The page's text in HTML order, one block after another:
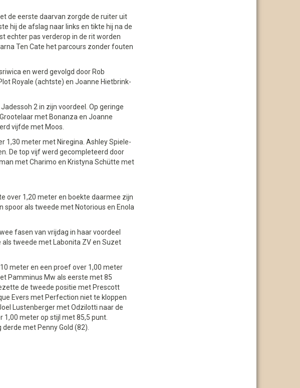
de eerste daarvan zorgde de ruiter uit
hij de afslag naar links en tikte hij na de
echter pas verderop in de rit worden
Ten Cate het parcours zonder fouten
en werd gevolgd door Rob
Royale (achtste) en Joanne Hietbrink-
2 in zijn voordeel. Op geringe
met Bonanza en Joanne
vijfde met Moos.
1,30 meter met Niregina. Ashley Spiele-
De top vijf werd gecompleteerd door
met Charimo en Kristyna Schütte met
over 1,20 meter en boekte daarmee zijn
spoor als tweede met Notorious en Enola
fasen van vrijdag in haar voordeel
tweede met Labonita ZV en Suzet
meter en een proef over 1,00 meter
Pamminus Mw als eerste met 85
de tweede positie met Prescott
Evers met Perfection niet te kloppen
Lustenberger met Odzilotti naar de
1,00 meter op stijl met 85,5 punt.
met Penny Gold (82).